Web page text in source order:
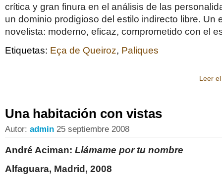
crítica y gran finura en el análisis de las
un dominio prodigioso del estilo indirecto libre. Un
novelista: moderno, eficaz, comprometido con el
Etiquetas: Eça de Queiroz, Paliques
Leer
Una habitación con vistas
Autor: admin 25 septiembre 2008
André Aciman: Llámame por tu nombre
Alfaguara, Madrid, 2008